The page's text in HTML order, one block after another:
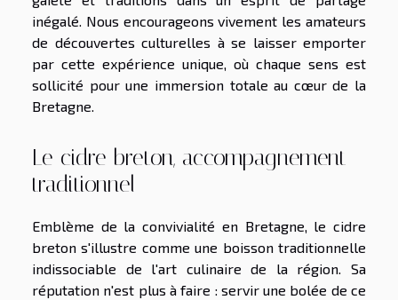
inégalé. Nous encourageons vivement les amateurs
de découvertes culturelles à se laisser emporter
par cette expérience unique, où chaque sens est
sollicité pour une immersion totale au cœur de la
Bretagne.
Le cidre breton, accompagnement
traditionnel
Emblème de la convivialité en Bretagne, le cidre
breton s'illustre comme une boisson traditionnelle
indissociable de l'art culinaire de la région. Sa
réputation n'est plus à faire : servir une bolée de ce